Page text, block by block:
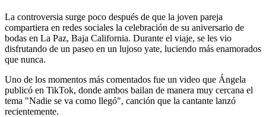
La controversia surge poco después de que la joven pareja
compartiera en redes sociales la celebración de su aniversario de
bodas en La Paz, Baja California. Durante el viaje, se les vio
disfrutando de un paseo en un lujoso yate, luciendo más enamorados
que nunca.
Uno de los momentos más comentados fue un video que Ángela
publicó en TikTok, donde ambos bailan de manera muy cercana el
tema "Nadie se va como llegó", canción que la cantante lanzó
recientemente.